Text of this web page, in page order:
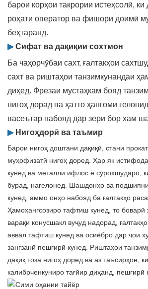
барои корҳои такрории истеҳсолӣ, ки
роҳати оператор ва фишори доимӣ
беҳтаранд.
▶Сифат ва дақиқии сохтмон
Ба чаҳорчӯбаи сахт, ғалтакҳои
сахт ва риштаҳои танзимкунандаи
диҳед. Фрезаи мустаҳкам бояд
нигоҳ дорад ва ҳатто ҳангоми
васеътар набояд дар зери бор хам
▶Нигоҳдорӣ ва таъмир
Барои нигоҳ доштани дақиқӣ, стани
муҳофизатӣ нигоҳ доред. Ҳар як
кунед ва металли ифлос ё сӯрохшударо,
бурад, нағелонед. Шашдонҳо ва
кунед, аммо онҳо набояд ба ғалтакҳо
Ҳамоҳангсозиро тафтиш кунед, то боварӣ
варақи конусшакл вуҷуд надорад,
аввал тафтиш кунед ва осиёбро дар ҷои
зангзанӣ пешгирӣ кунед. Риштаҳои
дақиқ тоза нигоҳ доред ва аз таъсирҳое,
калибрченкуниро тағйир диҳанд, пешгирӣ